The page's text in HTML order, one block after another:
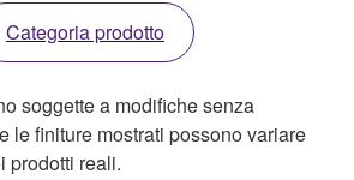
Categoria prodotto
soggette a modifiche senza
le finiture mostrati possono variare
prodotti reali.